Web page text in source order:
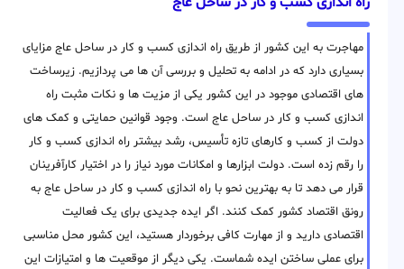
مهاجرت به این کشور از طریق راه اندازی کسب و کار در ساحل عاج مزایای
بسیاری دارد که در ادامه به تحلیل و بررسی آن ها می پردازیم. زیرساخت
های اقتصادی موجود در این کشور یکی از مزیت ها و نکات مثبت راه
اندازی کسب و کار در ساحل عاج است. وجود قوانین حمایتی و کمک های
دولت از کسب و کارهای تازه تأسیس، رشد بیشتر راه اندازی کسب و کار
را رقم زده است. دولت ابزارها و امکانات مورد نیاز را در اختیار کارآفرینان
قرار می دهد تا به بهترین نحو با راه اندازی کسب و کار در ساحل عاج به
رونق اقتصاد کشور کمک کنند. اگر ایده جدیدی برای یک فعالیت
اقتصادی دارید و از مهارت کافی برخوردار هستید، این کشور محل مناسبی
برای عملی ساختن ایده شماست. یکی دیگر از موقعیت ها و امتیازات این